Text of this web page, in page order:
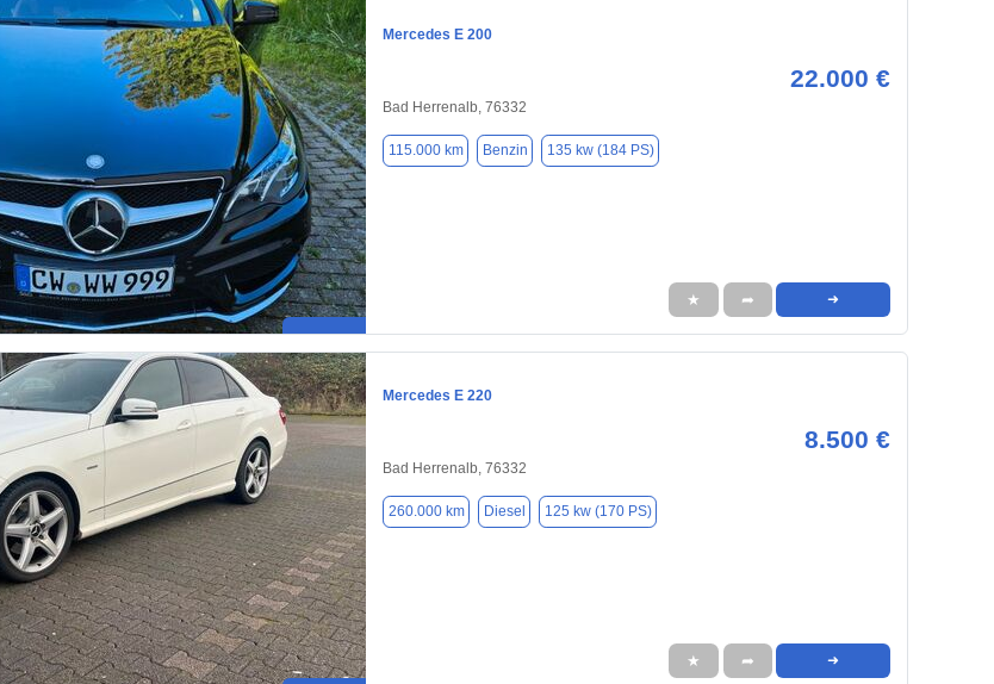
Mercedes E 200
22.000 €
Bad Herrenalb, 76332
115.000 km Benzin 135 kw (184 PS)
★ ➦ ➜
Mercedes E 220
8.500 €
Bad Herrenalb, 76332
260.000 km Diesel 125 kw (170 PS)
★ ➦ ➜